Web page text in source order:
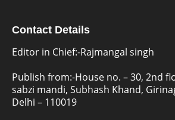
Contact Details
Editor in Chief:-Rajmangal singh
Publish from:-House no. – 30, 2nd
sabzi mandi, Subhash Khand,
Delhi – 110019